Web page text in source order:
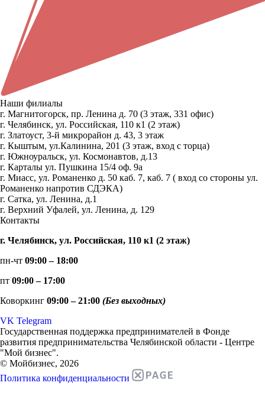
Наши филиалы
г. Магнитогорск, пр. Ленина д. 70 (3 этаж, 331 офис)
г. Челябинск, ул. Российская, 110 к1 (2 этаж)
г. Златоуст, 3-й микрорайон д. 43, 3 этаж
г. Кыштым, ул.Калинина, 201 (3 этаж, вход с торца)
г. Южноуральск, ул. Космонавтов, д.13
г. Карталы ул. Пушкина 15/4 оф. 9а
г. Миасс, ул. Романенко д. 50 каб. 7, каб. 7 ( вход со стороны ул.
Романенко напротив СДЭКА)
г. Сатка, ул. Ленина, д.1
г. Верхний Уфалей, ул. Ленина, д. 129
Контакты
г. Челябинск, ул. Российская, 110 к1 (2 этаж)
пн-чт 09:00 – 18:00
пт 09:00 – 17:00
Коворкинг 09:00 – 21:00 (Без выходных)
VK Telegram
Государственная поддержка предпринимателей в Фонде
развития предпринимательства Челябинской области - Центре
"Мой бизнес".
© Мойбизнес, 2026
Политика конфиденциальности